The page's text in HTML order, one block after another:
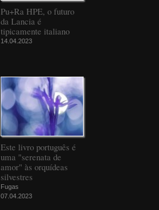
Pu+Ra HPE, o futuro
da Lancia é
tipicamente italiano
14.04.2023
Este livro português é
uma "serenata de
amor" às orquídeas
silvestres
Fugas
07.04.2023